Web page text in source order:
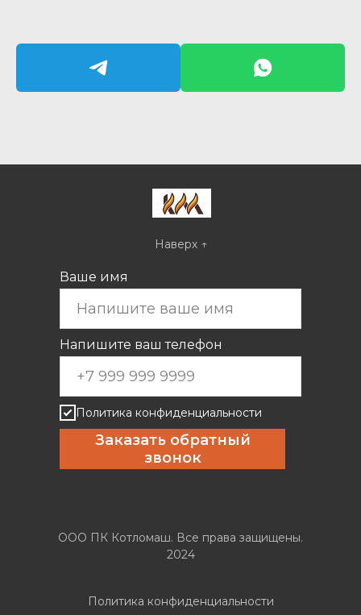
ООО ПК Котломаш. Все права защищены.
2024
Политика конфиденциальности
Наверх ↑
Ваше имя
Напишите ваш телефон
Политика конфиденциальности
Заказать обратный
звонок